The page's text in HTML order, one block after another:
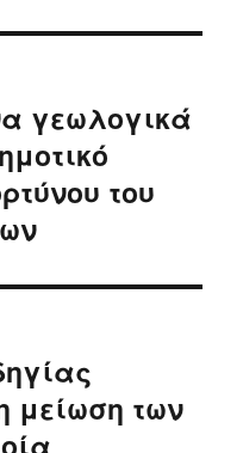
γεωλογικά
του
μείωση των